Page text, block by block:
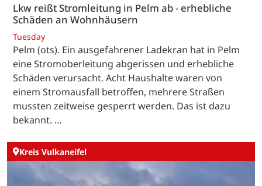
Lkw reißt Stromleitung in Pelm ab - erhebliche
Schäden an Wohnhäusern
Tuesday
Pelm (ots). Ein ausgefahrener Ladekran hat in Pelm
eine Stromoberleitung abgerissen und erhebliche
Schäden verursacht. Acht Haushalte waren von
einem Stromausfall betroffen, mehrere Straßen
mussten zeitweise gesperrt werden. Das ist dazu
bekannt. …
Kreis Vulkaneifel